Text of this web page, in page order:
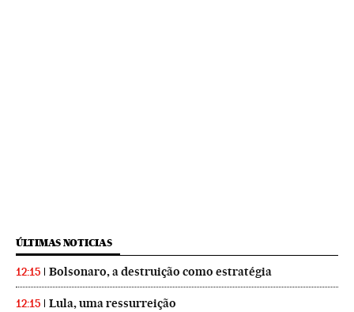
ÚLTIMAS NOTICIAS
12:15 Bolsonaro, a destruição como estratégia
12:15 Lula, uma ressurreição